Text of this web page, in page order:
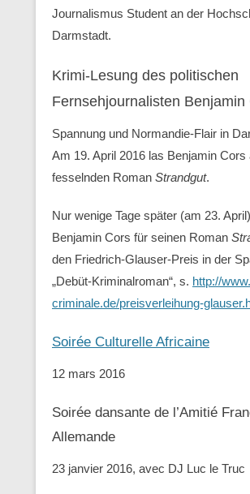
Journalismus Student an der
Darmstadt.
Krimi-Lesung des politischen
Fernsehjournalisten Benjamin
Spannung und Normandie-Flair in
Am 19. April 2016 las Benjamin Cors
fesselnden Roman Strandgut.
Nur wenige Tage später (am 23.
Benjamin Cors für seinen Roman
den Friedrich-Glauser-Preis in der
„Debüt-Kriminalroman“, s. http://
criminale.de/preisverleihung-
Soirée Culturelle Africaine
12 mars 2016
Soirée dansante de l’Amitié
Allemande
23 janvier 2016, avec DJ Luc le Truc